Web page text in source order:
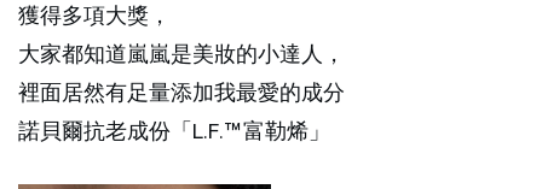
獲得多項大獎，
大家都知道嵐嵐是美妝的小達人，
裡面居然有足量添加我最愛的成分
諾貝爾抗老成份「L.F.™富勒烯」